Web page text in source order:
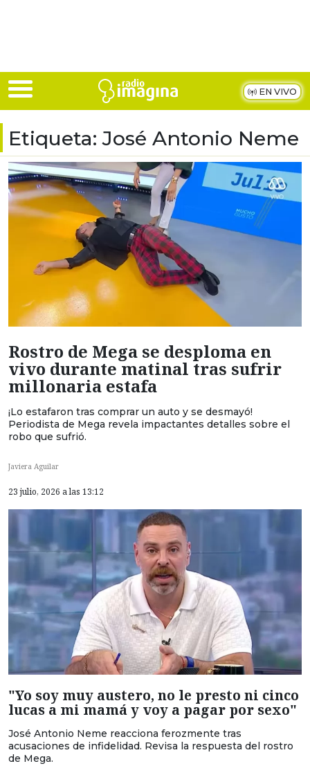
EN VIVO
Etiqueta:José Antonio Neme
Rostro de Mega se desploma en
vivo durante matinal tras sufrir
millonaria estafa
¡Lo estafaron tras comprar un auto y se desmayó!
Periodista de Mega revela impactantes detalles sobre el
robo que sufrió.
Javiera Aguilar
23 julio, 2026 a las 13:12
"Yo soy muy austero, no le presto ni cinco
lucas a mi mamá y voy a pagar por sexo"
José Antonio Neme reacciona ferozmente tras
acusaciones de infidelidad. Revisa la respuesta del rostro
de Mega.